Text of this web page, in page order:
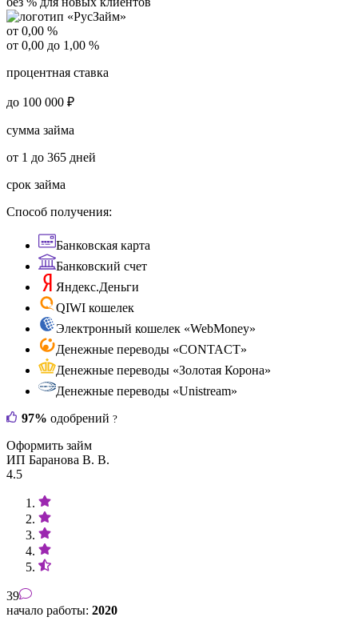
от 0,00 %
от 0,00 до 1,00 %
процентная ставка
до 100 000 ₽
сумма займа
от 1 до 365 дней
срок займа
Способ получения:
Банковская карта
Банковский счет
Яндекс.Деньги
QIWI кошелек
Электронный кошелек «WebMoney»
Денежные переводы «CONTACT»
Денежные переводы «Золотая Корона»
Денежные переводы «Unistream»
97% одобрений ?
Оформить займ
ИП Баранова В. В.
4.5
39
начало работы: 2020